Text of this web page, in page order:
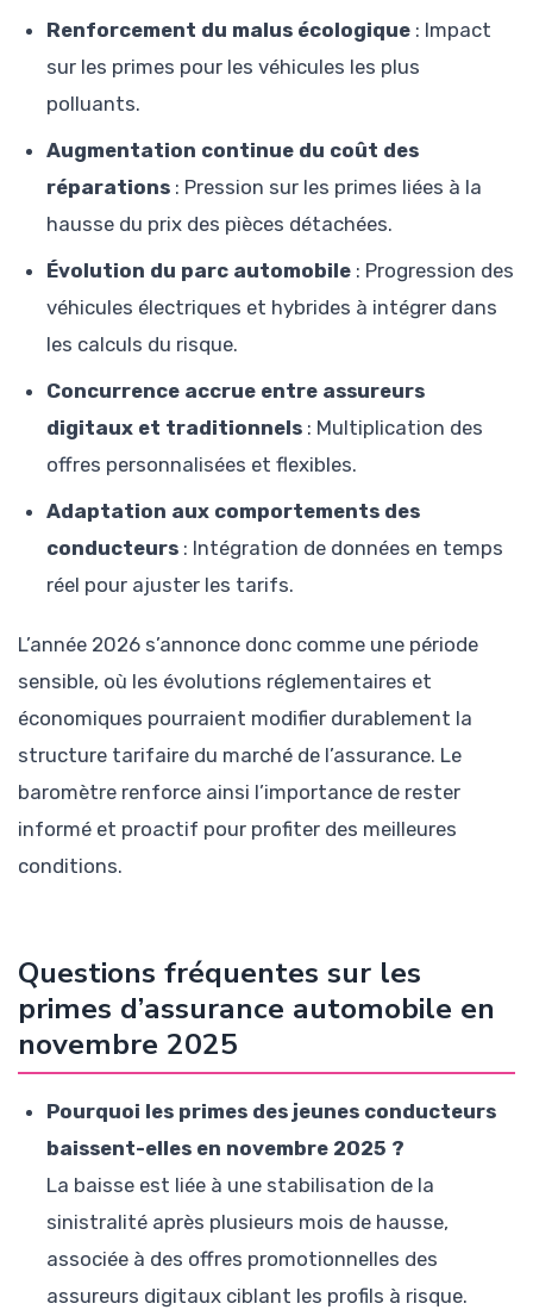
Renforcement du malus écologique : Impact
sur les primes pour les véhicules les plus
polluants.
Augmentation continue du coût des
réparations : Pression sur les primes liées à la
hausse du prix des pièces détachées.
Évolution du parc automobile : Progression des
véhicules électriques et hybrides à intégrer dans
les calculs du risque.
Concurrence accrue entre assureurs
digitaux et traditionnels : Multiplication des
offres personnalisées et flexibles.
Adaptation aux comportements des
conducteurs : Intégration de données en temps
réel pour ajuster les tarifs.
L’année 2026 s’annonce donc comme une période
sensible, où les évolutions réglementaires et
économiques pourraient modifier durablement la
structure tarifaire du marché de l’assurance. Le
baromètre renforce ainsi l’importance de rester
informé et proactif pour profiter des meilleures
conditions.
Questions fréquentes sur les
primes d’assurance automobile en
novembre 2025
Pourquoi les primes des jeunes conducteurs
baissent-elles en novembre 2025 ?
La baisse est liée à une stabilisation de la
sinistralité après plusieurs mois de hausse,
associée à des offres promotionnelles des
assureurs digitaux ciblant les profils à risque.